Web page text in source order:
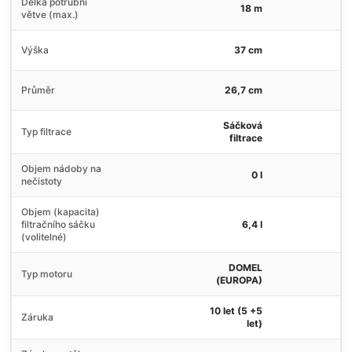
větve (max.)
18 m
Výška 37 cm
Průměr 26,7 cm
Typ filtrace
Sáčková
filtrace
Objem nádoby na
nečistoty
0 l
Objem (kapacita)
filtračního sáčku
(volitelné)
6,4 l
Typ motoru
DOMEL
(EUROPA)
Záruka
10 let (5 +5
let)